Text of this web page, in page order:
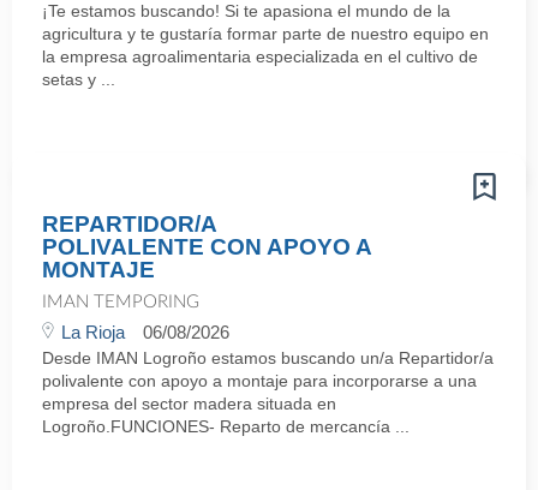
¡Te estamos buscando! Si te apasiona el mundo de la
agricultura y te gustaría formar parte de nuestro equipo en
la empresa agroalimentaria especializada en el cultivo de
setas y ...
REPARTIDOR/A
POLIVALENTE CON APOYO A
MONTAJE
IMAN TEMPORING
La Rioja 06/08/2026
Desde IMAN Logroño estamos buscando un/a Repartidor/a
polivalente con apoyo a montaje para incorporarse a una
empresa del sector madera situada en
Logroño.FUNCIONES- Reparto de mercancía ...